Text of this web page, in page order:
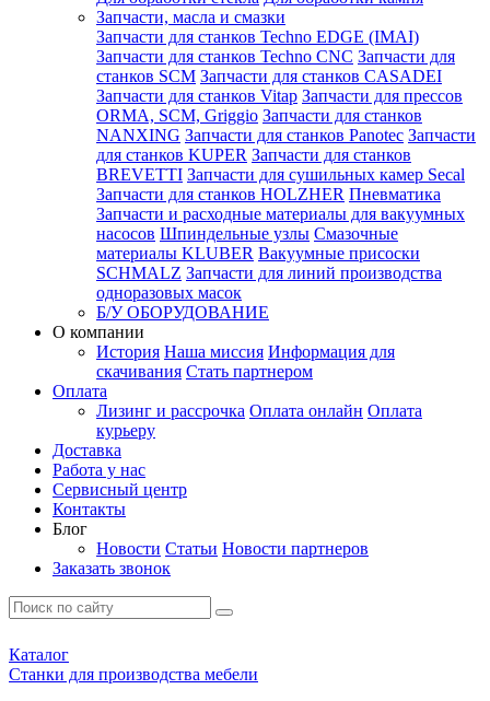
Запчасти, масла и смазки
Запчасти для станков Techno EDGE (IMAI)
Запчасти для станков Techno CNC Запчасти для
станков SCM Запчасти для станков CASADEI
Запчасти для станков Vitap Запчасти для прессов
ORMA, SCM, Griggio Запчасти для станков
NANXING Запчасти для станков Panotec Запчасти
для станков KUPER Запчасти для станков
BREVETTI Запчасти для сушильных камер Secal
Запчасти для станков HOLZHER Пневматика
Запчасти и расходные материалы для вакуумных
насосов Шпиндельные узлы Смазочные
материалы KLUBER Вакуумные присоски
SCHMALZ Запчасти для линий производства
одноразовых масок
Б/У ОБОРУДОВАНИЕ
О компании
История Наша миссия Информация для
скачивания Стать партнером
Оплата
Лизинг и рассрочка Оплата онлайн Оплата
курьеру
Доставка
Работа у нас
Сервисный центр
Контакты
Блог
Новости Статьи Новости партнеров
Заказать звонок
Каталог
Станки для производства мебели